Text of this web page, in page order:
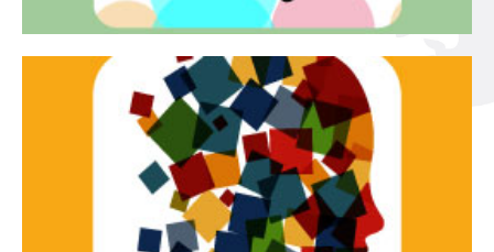
Tracce Dinamiche è una rassegna di teatro
d’innovazione e sperimentale.
Continua